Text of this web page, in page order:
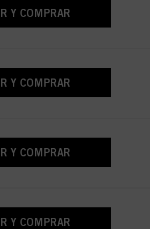
Y COMPRAR
Y COMPRAR
Y COMPRAR
Y COMPRAR